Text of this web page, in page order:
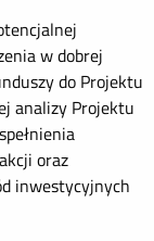
w dobrej
do Projektu
analizy Projektu
oraz
inwestycyjnych